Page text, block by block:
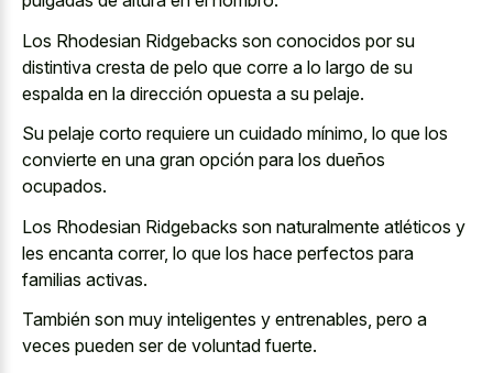
Los Rhodesian Ridgebacks son conocidos por su
distintiva cresta de pelo que corre a lo largo de su
espalda en la dirección opuesta a su pelaje.
Su pelaje corto requiere un cuidado mínimo, lo que los
convierte en una gran opción para los dueños
ocupados.
Los Rhodesian Ridgebacks son naturalmente atléticos y
les encanta correr, lo que los hace perfectos para
familias activas.
También son muy inteligentes y entrenables, pero a
veces pueden ser de voluntad fuerte.